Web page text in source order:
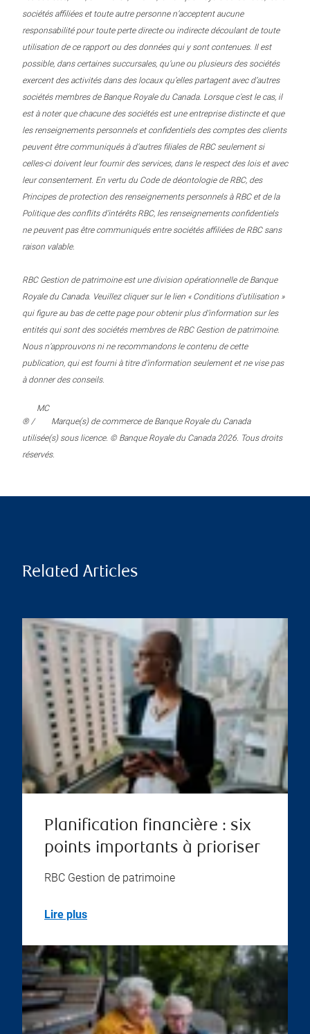
sociétés affiliées et toute autre personne n’acceptent aucune
responsabilité pour toute perte directe ou indirecte découlant de toute
utilisation de ce rapport ou des données qui y sont contenues. Il est
possible, dans certaines succursales, qu’une ou plusieurs des sociétés
exercent des activités dans des locaux qu’elles partagent avec d’autres
sociétés membres de Banque Royale du Canada. Lorsque c’est le cas, il
est à noter que chacune des sociétés est une entreprise distincte et que
les renseignements personnels et confidentiels des comptes des clients
peuvent être communiqués à d’autres filiales de RBC seulement si
celles-ci doivent leur fournir des services, dans le respect des lois et avec
leur consentement. En vertu du Code de déontologie de RBC, des
Principes de protection des renseignements personnels à RBC et de la
Politique des conflits d’intérêts RBC, les renseignements confidentiels
ne peuvent pas être communiqués entre sociétés affiliées de RBC sans
raison valable.
RBC Gestion de patrimoine est une division opérationnelle de Banque
Royale du Canada. Veuillez cliquer sur le lien « Conditions d’utilisation »
qui figure au bas de cette page pour obtenir plus d’information sur les
entités qui sont des sociétés membres de RBC Gestion de patrimoine.
Nous n’approuvons ni ne recommandons le contenu de cette
publication, qui est fourni à titre d’information seulement et ne vise pas
à donner des conseils.
® /
MC
Marque(s) de commerce de Banque Royale du Canada
utilisée(s) sous licence. © Banque Royale du Canada 2026. Tous droits
réservés.
Related Articles
Planification financière : six
points importants à prioriser
RBC Gestion de patrimoine
Lire plus